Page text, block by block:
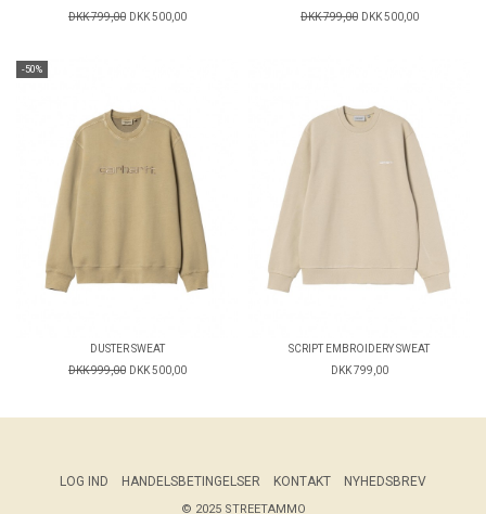
DKK 799,00 DKK 500,00
DKK 799,00 DKK 500,00
-50%
DUSTER SWEAT
DKK 999,00 DKK 500,00
SCRIPT EMBROIDERY SWEAT
DKK 799,00
LOG IND HANDELSBETINGELSER KONTAKT NYHEDSBREV
© 2025 STREETAMMO